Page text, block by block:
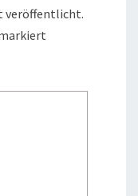
veröffentlicht.